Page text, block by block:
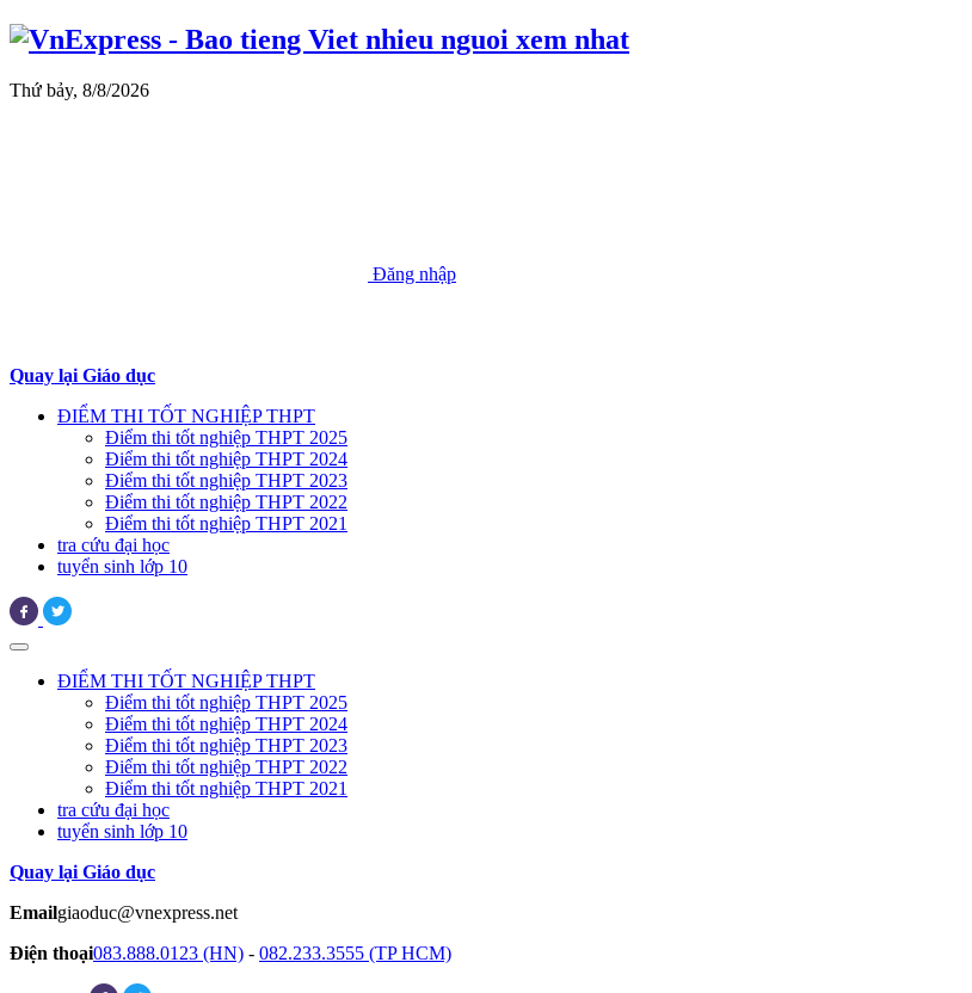
Thứ bảy, 8/8/2026
Đăng nhập
Quay lại Giáo dục
ĐIỂM THI TỐT NGHIỆP THPT
Điểm thi tốt nghiệp THPT 2025
Điểm thi tốt nghiệp THPT 2024
Điểm thi tốt nghiệp THPT 2023
Điểm thi tốt nghiệp THPT 2022
Điểm thi tốt nghiệp THPT 2021
tra cứu đại học
tuyển sinh lớp 10
ĐIỂM THI TỐT NGHIỆP THPT
Điểm thi tốt nghiệp THPT 2025
Điểm thi tốt nghiệp THPT 2024
Điểm thi tốt nghiệp THPT 2023
Điểm thi tốt nghiệp THPT 2022
Điểm thi tốt nghiệp THPT 2021
tra cứu đại học
tuyển sinh lớp 10
Quay lại Giáo dục
Emailgiaoduc@vnexpress.net
Điện thoại083.888.0123 (HN) - 082.233.3555 (TP HCM)